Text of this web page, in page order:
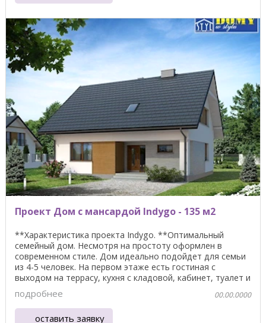
Проект Дом с мансардой Indygo - 135 м2
**Характеристика проекта Indygo. **Оптимальный
семейный дом. Несмотря на простоту оформлен в
современном стиле. Дом идеально подойдет для семьи
из 4-5 человек. На первом этаже есть гостиная с
выходом на террасу, кухня с кладовой, кабинет, туалет и
подробнее 00.00.0000
оставить заявку